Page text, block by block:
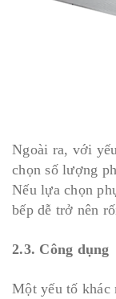
Ngoài ra, với
chọn số lượng
Nếu lựa chọn
bếp dễ trở nên
2.3. Công dụng
Một yếu tố khác